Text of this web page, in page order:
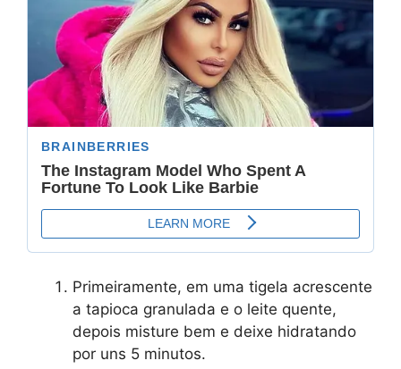
Primeiramente, em uma tigela acrescente
a tapioca granulada e o leite quente,
depois misture bem e deixe hidratando
por uns 5 minutos.